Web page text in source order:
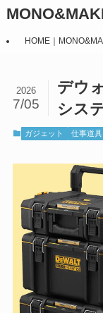
HOME｜
デウ
シス
2026
7/05
ガジェット 仕事道具